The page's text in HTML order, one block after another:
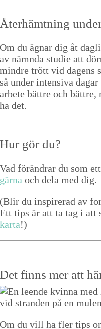
Åter­hämt­ning
Om du ägnar dig åt
av näm­n­da studie att
min­dre trött vid dagens
så under inten­si­va
arbete bät­tre och
ha det.
Hur gör du?
Vad förän­drar du som
gär­na och dela med dig.
(Blir du inspir­erad av
Ett tips är att ta tag i att
kar­ta!)
Det finns mer att
Om du vill ha fler tips